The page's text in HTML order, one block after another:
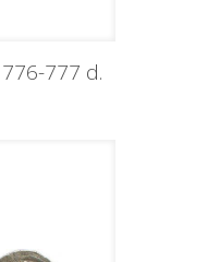
777 d.